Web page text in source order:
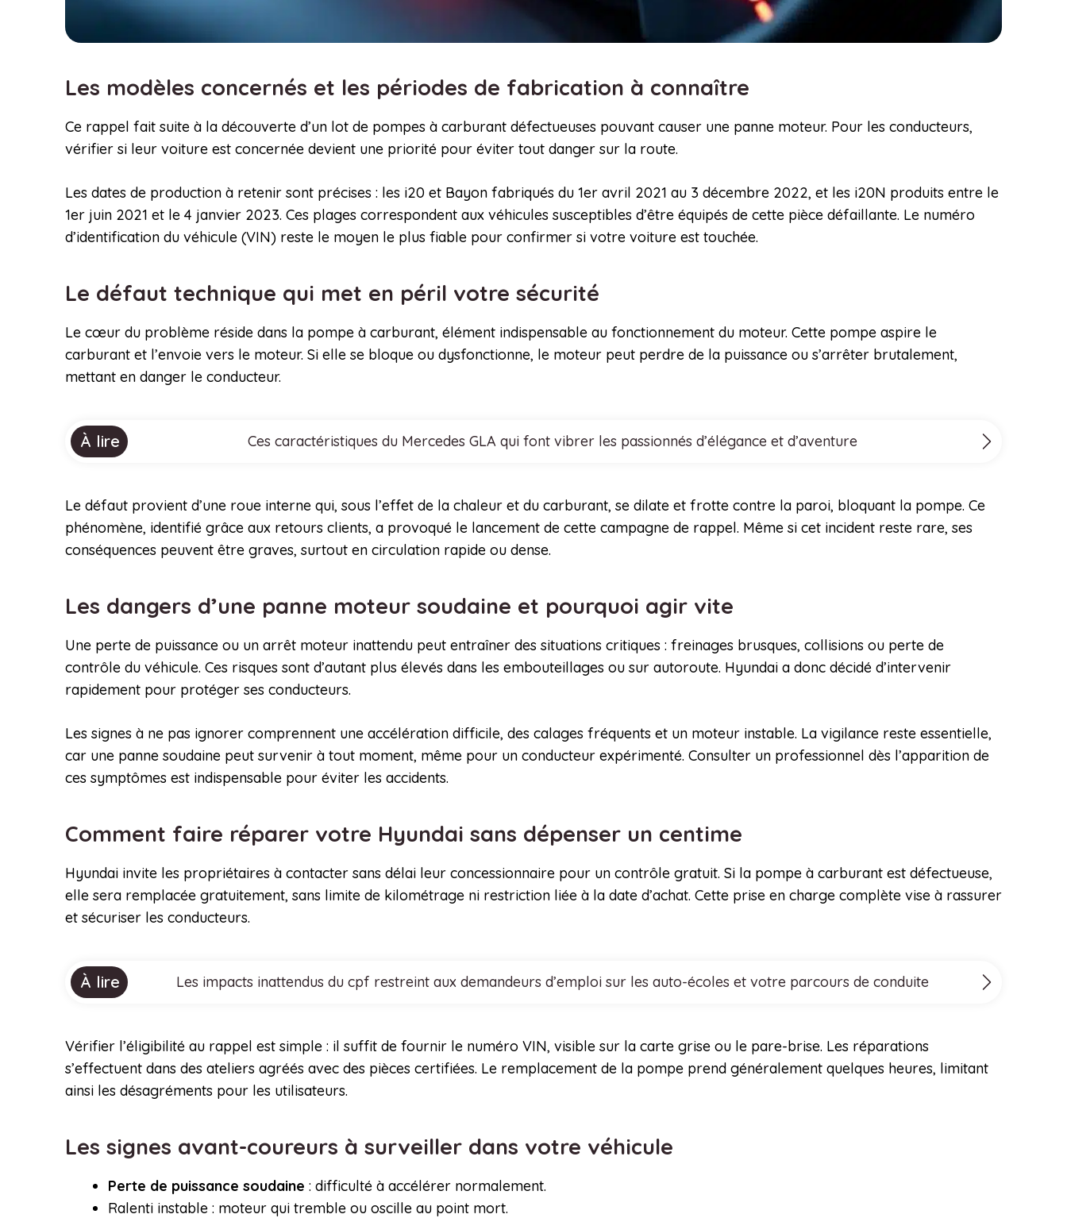
Les modèles concernés et les périodes de fabrication à connaître
Ce rappel fait suite à la découverte d’un lot de pompes à carburant défectueuses pouvant causer une panne moteur. Pour les conducteurs,
vérifier si leur voiture est concernée devient une priorité pour éviter tout danger sur la route.
Les dates de production à retenir sont précises : les i20 et Bayon fabriqués du 1er avril 2021 au 3 décembre 2022, et les i20N produits entre le
1er juin 2021 et le 4 janvier 2023. Ces plages correspondent aux véhicules susceptibles d’être équipés de cette pièce défaillante. Le numéro
d’identification du véhicule (VIN) reste le moyen le plus fiable pour confirmer si votre voiture est touchée.
Le défaut technique qui met en péril votre sécurité
Le cœur du problème réside dans la pompe à carburant, élément indispensable au fonctionnement du moteur. Cette pompe aspire le
carburant et l’envoie vers le moteur. Si elle se bloque ou dysfonctionne, le moteur peut perdre de la puissance ou s’arrêter brutalement,
mettant en danger le conducteur.
À lire Ces caractéristiques du Mercedes GLA qui font vibrer les passionnés d’élégance et d’aventure
Le défaut provient d’une roue interne qui, sous l’effet de la chaleur et du carburant, se dilate et frotte contre la paroi, bloquant la pompe. Ce
phénomène, identifié grâce aux retours clients, a provoqué le lancement de cette campagne de rappel. Même si cet incident reste rare, ses
conséquences peuvent être graves, surtout en circulation rapide ou dense.
Les dangers d’une panne moteur soudaine et pourquoi agir vite
Une perte de puissance ou un arrêt moteur inattendu peut entraîner des situations critiques : freinages brusques, collisions ou perte de
contrôle du véhicule. Ces risques sont d’autant plus élevés dans les embouteillages ou sur autoroute. Hyundai a donc décidé d’intervenir
rapidement pour protéger ses conducteurs.
Les signes à ne pas ignorer comprennent une accélération difficile, des calages fréquents et un moteur instable. La vigilance reste essentielle,
car une panne soudaine peut survenir à tout moment, même pour un conducteur expérimenté. Consulter un professionnel dès l’apparition de
ces symptômes est indispensable pour éviter les accidents.
Comment faire réparer votre Hyundai sans dépenser un centime
Hyundai invite les propriétaires à contacter sans délai leur concessionnaire pour un contrôle gratuit. Si la pompe à carburant est défectueuse,
elle sera remplacée gratuitement, sans limite de kilométrage ni restriction liée à la date d’achat. Cette prise en charge complète vise à rassurer
et sécuriser les conducteurs.
À lire Les impacts inattendus du cpf restreint aux demandeurs d’emploi sur les auto-écoles et votre parcours de conduite
Vérifier l’éligibilité au rappel est simple : il suffit de fournir le numéro VIN, visible sur la carte grise ou le pare-brise. Les réparations
s’effectuent dans des ateliers agréés avec des pièces certifiées. Le remplacement de la pompe prend généralement quelques heures, limitant
ainsi les désagréments pour les utilisateurs.
Les signes avant-coureurs à surveiller dans votre véhicule
Perte de puissance soudaine : difficulté à accélérer normalement.
Ralenti instable : moteur qui tremble ou oscille au point mort.